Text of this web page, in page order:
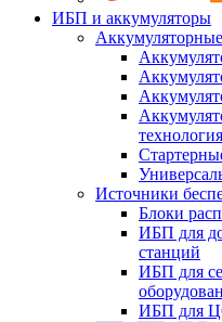
ИБП и аккумуляторы
Источники
Блоки
ИБП для
станций
ИБП для
ИБП для